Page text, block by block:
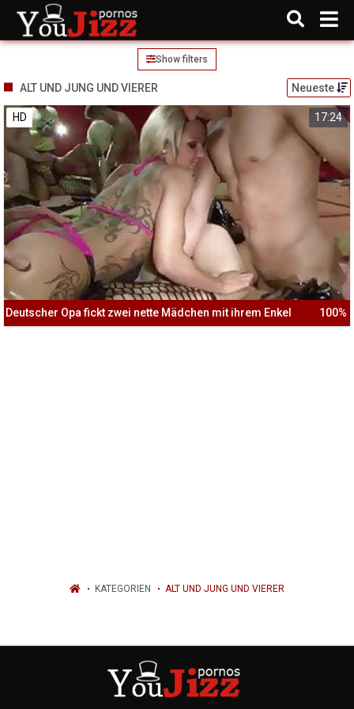
Show filters
ALT UND JUNG UND VIERER Neueste
HD 17:24
Deutscher Opa fickt zwei nette Mädchen mit ihrem Enkel 100%
KATEGORIEN ALT UND JUNG UND VIERER